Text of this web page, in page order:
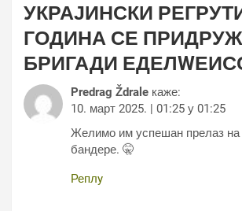
УКРАЈИНСКИ
ГОДИНА СЕ
БРИГАДИ
Predrag Ždrale каже:
10. март 2025. | 01:25 у 01:25
Желимо им успешан прелаз на
бандере. 🤫
Реплy